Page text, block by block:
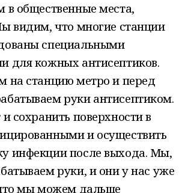
в общественные места,
видим, что многие станции
специальными
для кожных антисептиков.
на станцию метро и перед
руки антисептиком.
сохранить поверхности в
и осуществить
инфекции после выхода. Мы,
руки, и они у нас уже
мы можем дальше